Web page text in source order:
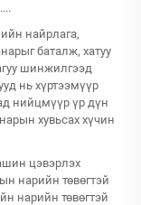
найрлага,
баталж, хатуу
шинжилгээд
нь хүртээмүүр
нийцмүүр үр дүн
хувьсах хүчин
цэвэрлэх
нарийн төвөгтэй
нарийн төвөгтэй